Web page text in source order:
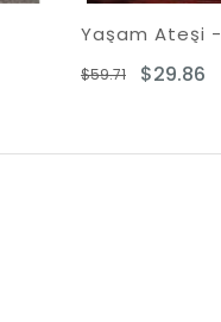
Yaşam Ateşi - Mazi
$29.86